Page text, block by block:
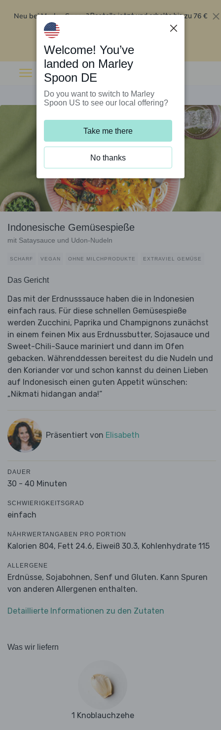
Neu bei Marley Spoon?Bestelle jetzt und erhalte bis zu 76 €
Rabatt auf deine ersten fünf Boxen
Indonesische Gemüsespieße
mit Sataysauce und Udon-Nudeln
SCHARF VEGAN OHNE MILCHPRODUKTE EXTRAVIEL GEMÜSE
Das Gericht
Das mit der Erdnusssauce haben die in Indonesien
einfach raus. Für diese schnellen Gemüsespieße
werden Zucchini, Paprika und Champignons zunächst
in einem feinen Mix aus Erdnussbutter, Sojasauce und
Sweet-Chili-Sauce mariniert und dann im Ofen
gebacken. Währenddessen bereitest du die Nudeln und
den Koriander vor und schon kannst du deinen Lieben
auf Indonesisch einen guten Appetit wünschen:
„Nikmati hidangan anda!“
Präsentiert von Elisabeth
DAUER
30 - 40 Minuten
SCHWIERIGKEITSGRAD
einfach
NÄHRWERTANGABEN PRO PORTION
Kalorien 804, Fett 24.6, Eiweiß 30.3, Kohlenhydrate 115
ALLERGENE
Erdnüsse, Sojabohnen, Senf und Gluten. Kann Spuren
von anderen Allergenen enthalten.
Detaillierte Informationen zu den Zutaten
Was wir liefern
1 Knoblauchzehe
Welcome! You’ve
landed on Marley
Spoon DE
Do you want to switch to Marley
Spoon US to see our local offering?
Take me there
No thanks